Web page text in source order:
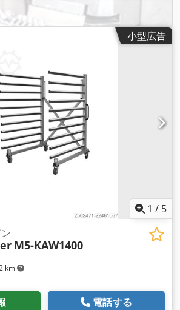
小型広告
1 / 5
km
M5-KAW1400
電話する